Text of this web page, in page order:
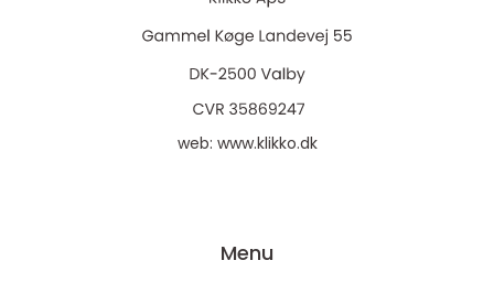
web: www.klikko.dk
Menu